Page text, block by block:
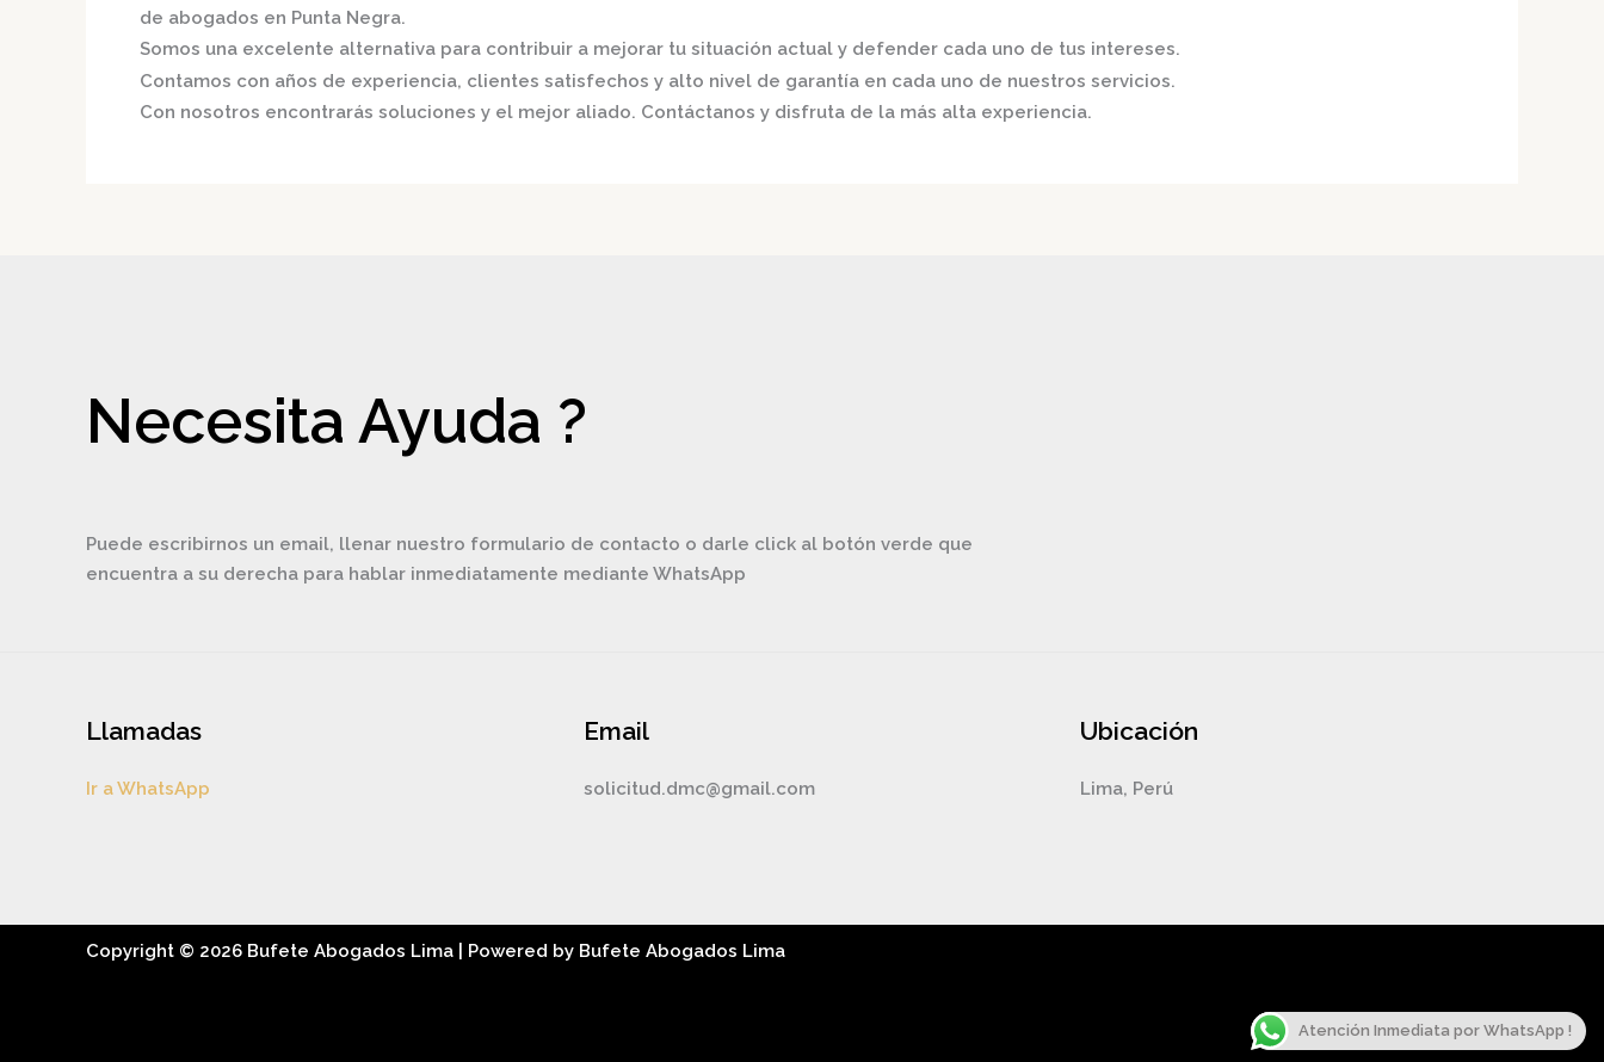
de abogados en Punta Negra.
Somos una excelente alternativa para contribuir a mejorar tu situación actual y defender cada uno de tus intereses.
Contamos con años de experiencia, clientes satisfechos y alto nivel de garantía en cada uno de nuestros servicios.
Con nosotros encontrarás soluciones y el mejor aliado. Contáctanos y disfruta de la más alta experiencia.
Necesita Ayuda ?
Puede escribirnos un email, llenar nuestro formulario de contacto o darle click al botón verde que
encuentra a su derecha para hablar inmediatamente mediante WhatsApp
Llamadas
Ir a WhatsApp
Email
solicitud.dmc@gmail.com
Ubicación
Lima, Perú
Copyright © 2026 Bufete Abogados Lima | Powered by Bufete Abogados Lima
Atención Inmediata por WhatsApp !